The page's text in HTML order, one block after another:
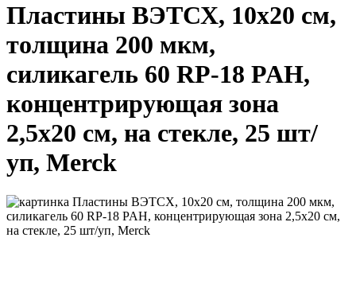
Пластины ВЭТСХ, 10х20 см,
толщина 200 мкм,
силикагель 60 RP-18 PAH,
концентрирующая зона
2,5х20 см, на стекле, 25 шт/
уп, Merck